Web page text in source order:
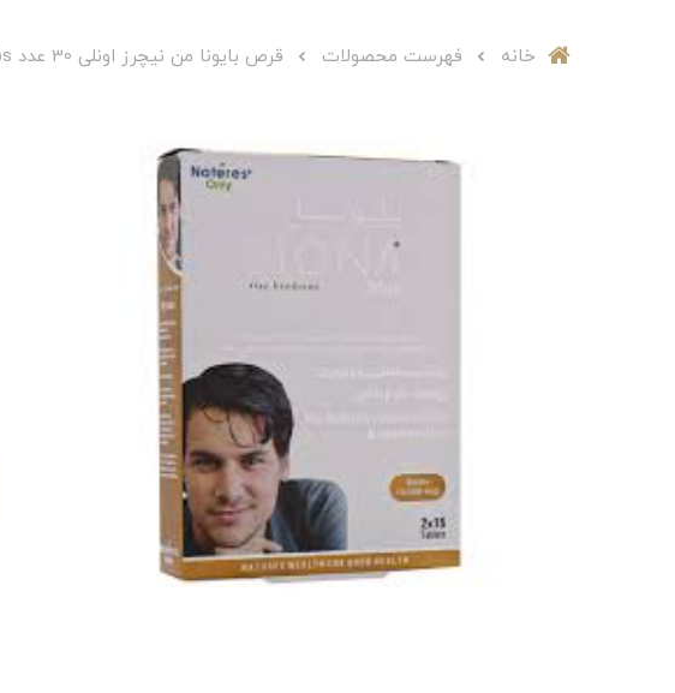
خانه فهرست محصولات قرص بایونا من نیچرز اونلی 30 عدد Natures Only Biona Men 30 Tabs